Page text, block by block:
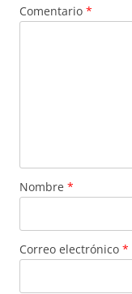
Comentario *
Nombre *
Correo electrónico *